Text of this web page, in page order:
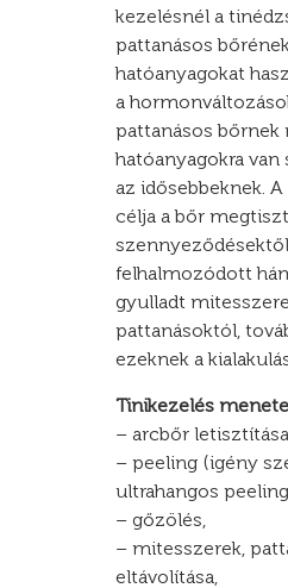
kezelésnél a
pattanásos
hatóanyagokat
a
pattanásos bőrnek
hatóanyagokra
az idősebbeknek.
célja a bőr
felhalmozódott
gyulladt
pattanásoktól,
ezeknek a
Tinikezelés
– arcbőr
– peeling (igény
ultrahangos
– gőzölés,
– mitesszerek,
eltávolítása,